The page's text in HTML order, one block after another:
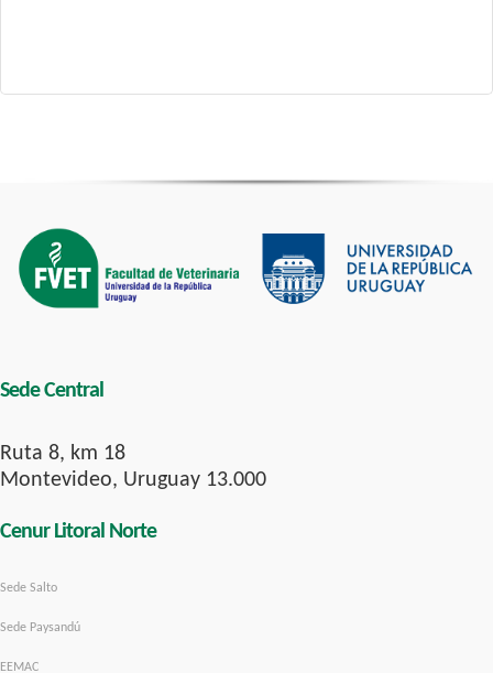
Sede Central
Ruta 8, km 18
Montevideo, Uruguay 13.000
Cenur Litoral Norte
Sede Salto
Sede Paysandú
EEMAC